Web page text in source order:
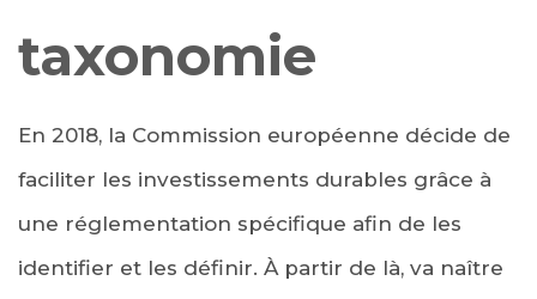
taxonomie
En 2018, la Commission européenne décide de
faciliter les investissements durables grâce à
une réglementation spécifique afin de les
identifier et les définir. À partir de là, va naître